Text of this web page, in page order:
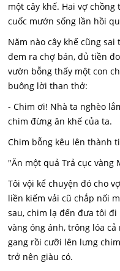
một cây khế. Hai vợ
cuốc mướn sống lần hồi
Năm nào cây khế cũng
đem ra chợ bán, đủ tiền
vườn bỗng thấy một con
buông lời than thở:
- Chim ơi! Nhà ta nghèo
chim đừng ăn khế của ta.
Chim bỗng kêu lên thành
"Ăn một quả Trả cục vàng
Tôi vội kể chuyện đó cho
liền kiếm vải cũ chắp nối
sau, chim lạ đến đưa tôi
vàng óng ánh, trông lóa
gang rồi cưỡi lên lưng
trở nên giàu có.